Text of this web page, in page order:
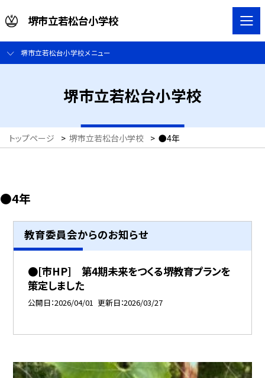
堺市立若松台小学校
堺市立若松台小学校メニュー
堺市立若松台小学校
トップページ > 堺市立若松台小学校 > ●4年
●4年
教育委員会からのお知らせ
●[市HP] 第4期未来をつくる堺教育プランを
策定しました
公開日 2026/04/01 更新日 2026/03/27